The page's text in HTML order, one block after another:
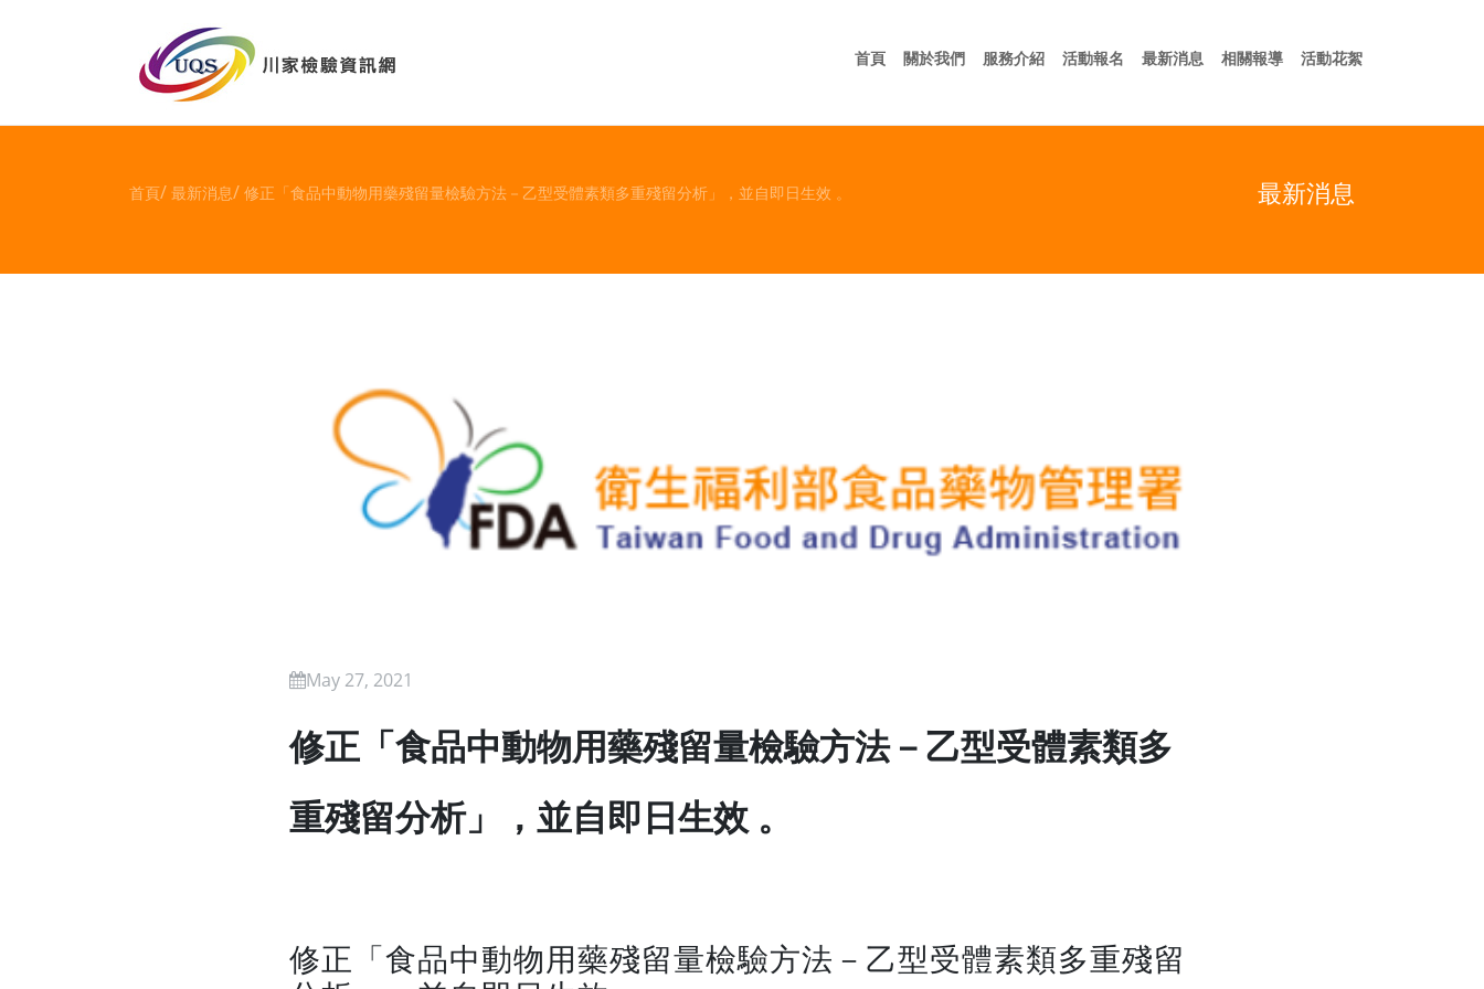
首頁首頁關於我們關於我們
服務介紹服務介紹
活動報名 活動報名
最新消息 最新消息
相關報導相關報導
活動花絮活動花絮
首頁 最新消息 修正「食品中動物用藥殘留量檢驗方法－乙型受體素類多重殘留分析」，並自即日生效 。 最新消息
May 27, 2021
修正「食品中動物用藥殘留量檢驗方法－乙型受體素類多
重殘留分析」，並自即日生效 。
修正「食品中動物用藥殘留量檢驗方法－乙型受體素類多重殘留